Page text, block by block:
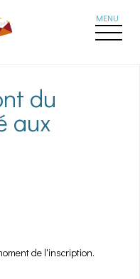
du
aux
de l'inscription.